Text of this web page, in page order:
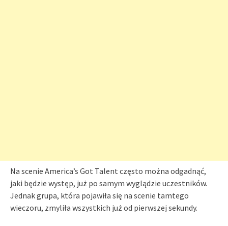
Na scenie America’s Got Talent często można odgadnąć,
jaki będzie występ, już po samym wyglądzie uczestników.
Jednak grupa, która pojawiła się na scenie tamtego
wieczoru, zmyliła wszystkich już od pierwszej sekundy.